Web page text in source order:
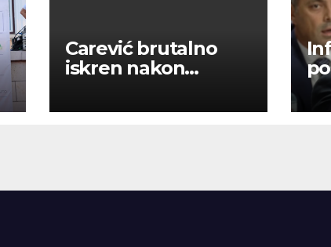
Carević brutalno
iskren nakon
kvalitetni u tome’